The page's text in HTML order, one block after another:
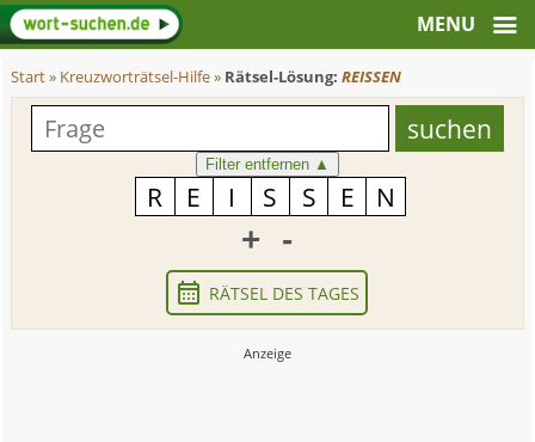
Start» Kreuzworträtsel-Hilfe» Rätsel-Lösung:REISSEN
Filter entfernen ▲
+ -
RÄTSEL DES TAGES